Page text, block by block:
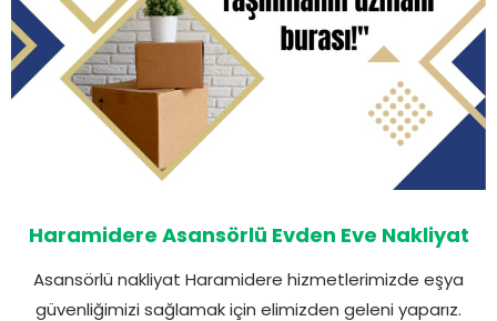
Haramidere Asansörlü Evden Eve Nakliyat
Asansörlü nakliyat Haramidere hizmetlerimizde eşya
güvenliğimizi sağlamak için elimizden geleni yaparız.